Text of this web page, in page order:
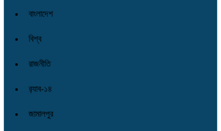
বাংলাদেশ
বিশ্ব
রাজনীতি
র‌্যাব-১৪
জামালপুর